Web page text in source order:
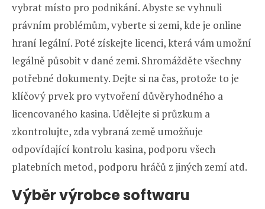
vybrat místo pro podnikání. Abyste se vyhnuli
právním problémům, vyberte si zemi, kde je online
hraní legální. Poté získejte licenci, která vám umožní
legálně působit v dané zemi. Shromážděte všechny
potřebné dokumenty. Dejte si na čas, protože to je
klíčový prvek pro vytvoření důvěryhodného a
licencovaného kasina. Udělejte si průzkum a
zkontrolujte, zda vybraná země umožňuje
odpovídající kontrolu kasina, podporu všech
platebních metod, podporu hráčů z jiných zemí atd.
Výběr výrobce softwaru